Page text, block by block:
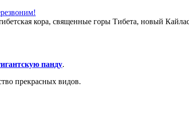
панду.
прекрасных видов.